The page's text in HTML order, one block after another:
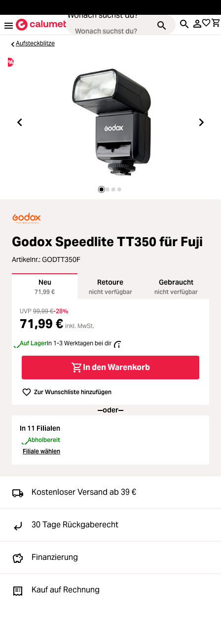
Wonach suchst du?
Kameras
Objektive
Loading... Video & Drohnen
Stative & Gimbals
Loading... Zubehör
Loading... Licht & Studio
Loading... Bildbearbeitung
Loading... Ferngläser
Loading...
Loading...
Loading...
Aufsteckblitze
%
Godox Speedlite TT350 für Fuji
Artikelnr.:GODTT350F
Neu
71,99 €
Retoure
nicht verfügbar
Gebraucht
nicht verfügbar
UVP 99,99 €-28%
71,99 € inkl. MwSt.
Auf LagerIn 1-3 Werktagen bei dir
In den Warenkorb
Zur Wunschliste hinzufügen
oder
In 11 Filialen
Abholbereit
Filiale wählen
Kostenloser Versand ab 39 €
30 Tage Rückgaberecht
Finanzierung
Kauf auf Rechnung